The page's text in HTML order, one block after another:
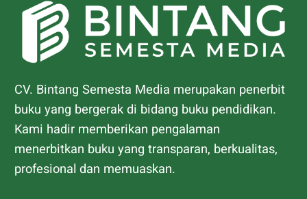
CV. Bintang Semesta Media merupakan penerbit
buku yang bergerak di bidang buku pendidikan.
Kami hadir memberikan pengalaman
menerbitkan buku yang transparan, berkualitas,
profesional dan memuaskan.